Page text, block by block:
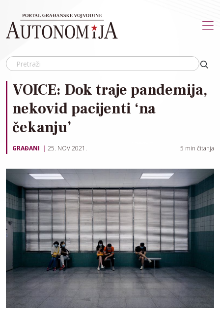
VOICE: Dok traje pandemija,
nekovid pacijenti ‘na
čekanju’
GRAĐANI 25. NOV 2021. 5 min čitanja